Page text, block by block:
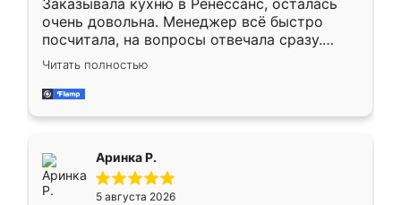
Заказывала кухню в Ренессанс, осталась
очень довольна. Менеджер всё быстро
посчитала, на вопросы отвечала сразу.
Замерщик приехал в субботу, подошёл к
делу со всей ответственностью. Собрали
за день, ребята работали аккуратно, даже
Читать полностью
Аринка Р.
5 августа 2026